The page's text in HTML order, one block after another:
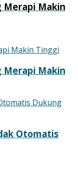
Merapi Makin
Merapi Makin
Otomatis